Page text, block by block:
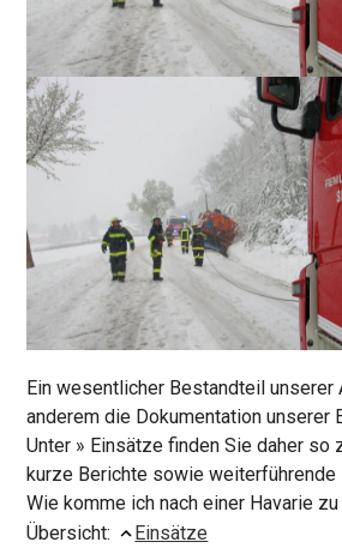
Ein wesentlicher Bestandteil unserer
anderem die Dokumentation unserer
Unter » Einsätze finden Sie daher so
kurze Berichte sowie weiterführende
Wie komme ich nach einer Havarie
Übersicht:
Einsätze